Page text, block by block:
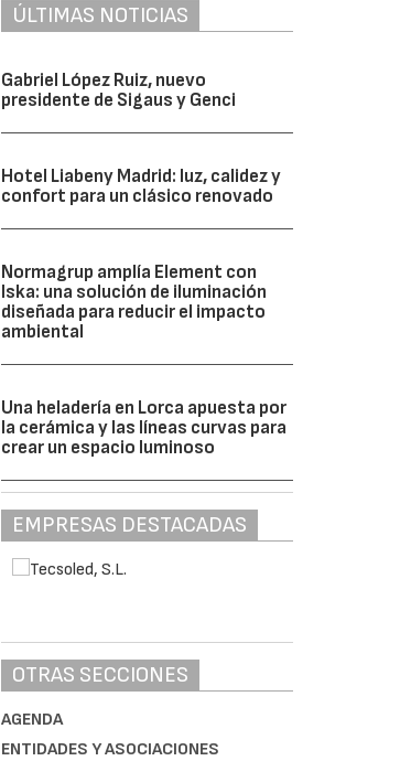
ÚLTIMAS NOTICIAS
Gabriel López Ruiz, nuevo
presidente de Sigaus y Genci
Hotel Liabeny Madrid: luz, calidez y
confort para un clásico renovado
Normagrup amplía Element con
Iska: una solución de iluminación
diseñada para reducir el impacto
ambiental
Una heladería en Lorca apuesta por
la cerámica y las líneas curvas para
crear un espacio luminoso
EMPRESAS DESTACADAS
OTRAS SECCIONES
AGENDA
ENTIDADES Y ASOCIACIONES